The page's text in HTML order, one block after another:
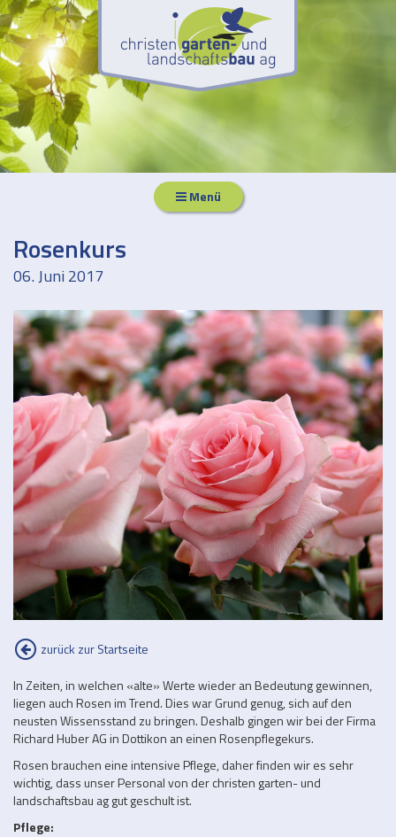
Menü
Rosenkurs
06. Juni 2017
zurück zur Startseite
In Zeiten, in welchen «alte» Werte wieder an Bedeutung gewinnen,
liegen auch Rosen im Trend. Dies war Grund genug, sich auf den
neusten Wissensstand zu bringen. Deshalb gingen wir bei der Firma
Richard Huber AG in Dottikon an einen Rosenpflegekurs.
Rosen brauchen eine intensive Pflege, daher finden wir es sehr
wichtig, dass unser Personal von der christen garten- und
landschaftsbau ag gut geschult ist.
Pflege: